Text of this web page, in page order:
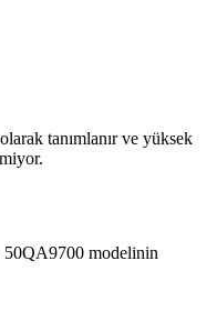
tanımlanır ve yüksek
50QA9700 modelinin